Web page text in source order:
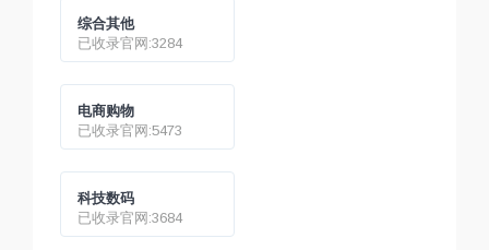
综合其他
已收录官网:3284
电商购物
已收录官网:5473
科技数码
已收录官网:3684